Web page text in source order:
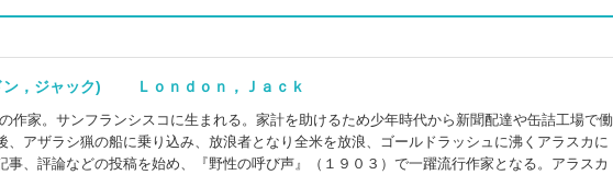
ン，ジャック) Ｌｏｎｄｏｎ，Ｊａｃｋ
作家。サンフランシスコに生まれる。家計を助けるため少年時代から新聞配達や缶詰工場で働
、アザラシ猟の船に乗り込み、放浪者となり全米を放浪、ゴールドラッシュに沸くアラスカに
事、評論などの投稿を始め、『野性の呼び声』（１９０３）で一躍流行作家となる。アラスカ